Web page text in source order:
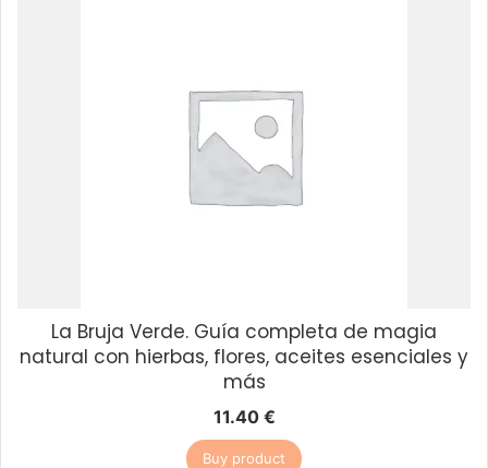
La Bruja Verde. Guía completa de magia
natural con hierbas, flores, aceites esenciales y
más
11.40 €
Buy product